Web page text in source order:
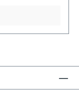
lettere,